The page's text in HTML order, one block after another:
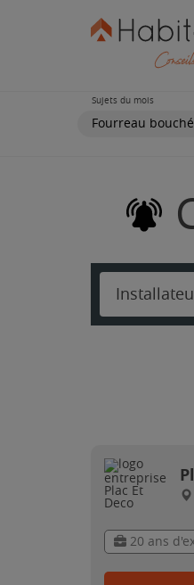
Sujets du mois
Fourreau bouché
20 ans